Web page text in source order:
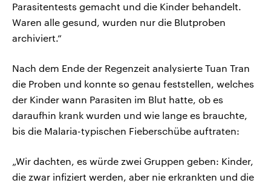
Parasitentests gemacht und die Kinder behandelt.
Waren alle gesund, wurden nur die Blutproben
archiviert.“
Nach dem Ende der Regenzeit analysierte Tuan Tran
die Proben und konnte so genau feststellen, welches
der Kinder wann Parasiten im Blut hatte, ob es
daraufhin krank wurden und wie lange es brauchte,
bis die Malaria-typischen Fieberschübe auftraten:
„Wir dachten, es würde zwei Gruppen geben: Kinder,
die zwar infiziert werden, aber nie erkrankten und die